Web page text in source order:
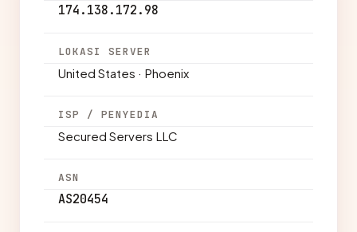
174.138.172.98
LOKASI SERVER
United States · Phoenix
ISP / PENYEDIA
Secured Servers LLC
ASN
AS20454